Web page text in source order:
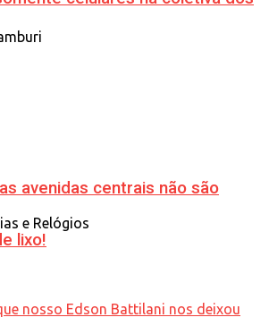
avenidas centrais não são
lixo!